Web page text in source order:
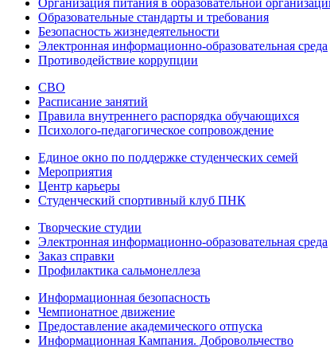
Организация питания в образовательной
Образовательные стандарты и требования
Безопасность жизнедеятельности
Электронная информационно-образовательная среда
Противодействие коррупции
СВО
Расписание занятий
Правила внутреннего распорядка обучающихся
Психолого-педагогическое сопровождение
Единое окно по поддержке студенческих семей
Мероприятия
Центр карьеры
Студенческий спортивный клуб ПНК
Творческие студии
Электронная информационно-образовательная среда
Заказ справки
Профилактика сальмонеллеза
Информационная безопасность
Чемпионатное движение
Предоставление академического отпуска
Информационная Кампания. Добровольчество